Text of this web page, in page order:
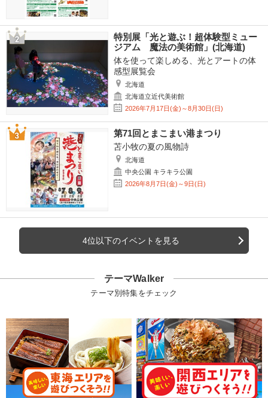
特別展「光と遊ぶ！超体験型ミュー
ジアム 魔法の美術館」(北海道)
体を使って楽しめる、光とアートの体
感型展覧会
北海道
北海道立近代美術館
2026年7月17日(金)～8月30日(日)
第71回とまこまい港まつり
苫小牧の夏の風物詩
北海道
中央公園 キラキラ公園
2026年8月7日(金)～9日(日)
4位以下のイベントを見る
テーマWalker
テーマ別特集をチェック